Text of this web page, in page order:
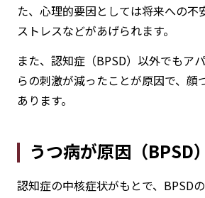
た、心理的要因としては将来への不
ストレスなどがあげられます。
また、認知症（BPSD）以外でもア
らの刺激が減ったことが原因で、顔
あります。
うつ病が原因（BPSD）
認知症の中核症状がもとで、BPSD